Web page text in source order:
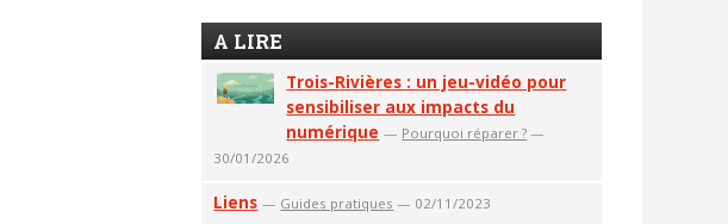
A LIRE
Trois-Rivières : un jeu-vidéo pour
sensibiliser aux impacts du
numérique — Pourquoi réparer ? —
30/01/2026
Liens — Guides pratiques — 02/11/2023